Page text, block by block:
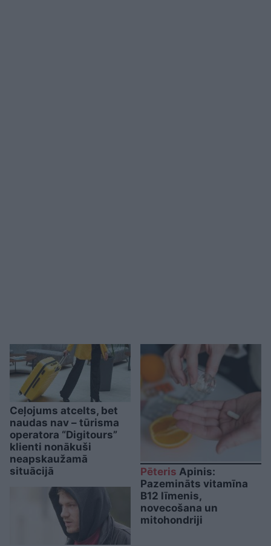
Ceļojums atcelts, bet
naudas nav – tūrisma
operatora “Digitours”
klienti nonākuši
neapskaužamā
situācijā
Pēteris Apinis:
Pazemināts vitamīna
B12 līmenis,
novecošana un
mitohondriji